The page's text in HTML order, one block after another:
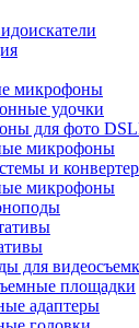
микрофоны
удочки
для фото
микрофоны
и
микрофоны
для
площадки
адаптеры